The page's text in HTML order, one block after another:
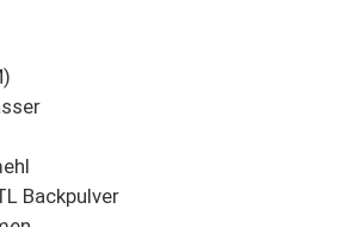
Backpulver